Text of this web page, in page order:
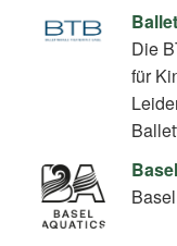
Die
für